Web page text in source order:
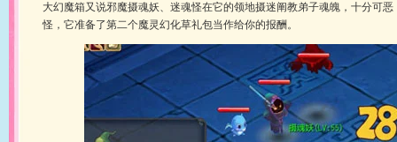
大幻魔箱又说邪魔摄魂妖、迷魂怪在它的领地摄迷阐教弟子魂魄，十分可
怪，它准备了第二个魔灵幻化草礼包当作给你的报酬。